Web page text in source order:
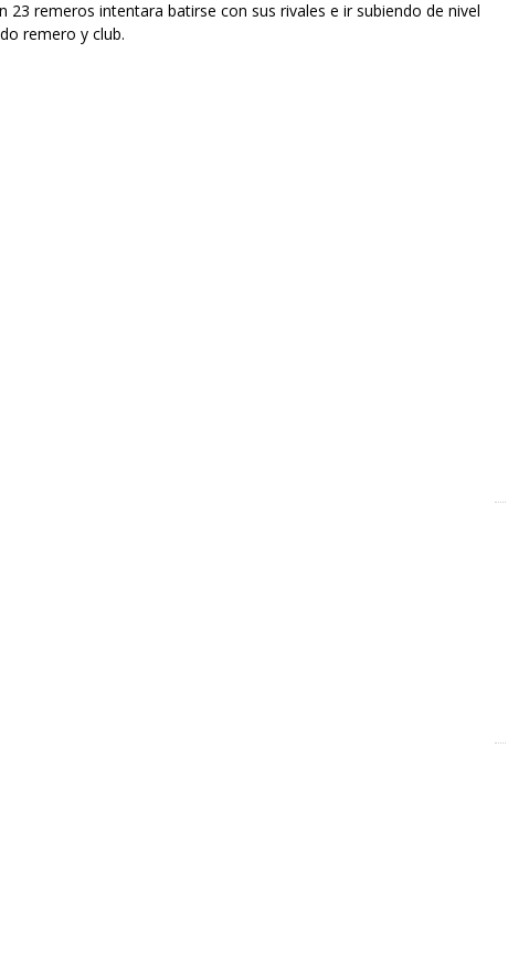
23 remeros intentara batirse con sus rivales e ir subiendo de nivel
remero y club.